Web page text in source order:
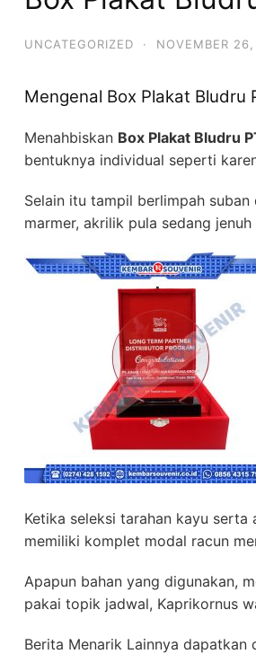
UNCATEGORIZED · NOVEMBER
Mengenal Box Plakat Bludru
Menahbiskan Box Plakat Bludru
bentuknya individual seperti
Selain itu tampil berlimpah
marmer, akrilik pula sedang
Ketika seleksi tarahan kayu
memiliki komplet modal racun
Apapun bahan yang digunakan,
pakai topik jadwal, Kaprikornus
Berita Menarik Lainnya dapatkan